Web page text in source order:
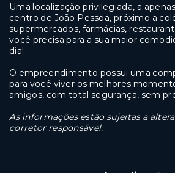
Uma localização privilegiada, a
centro de João Pessoa, próximo a
supermercados, farmácias,
você precisa para a sua maior
dia!
O empreendimento possui uma
para você viver os melhores
amigos, com total segurança, sem
As informações estão sujeitas a
corretor responsável.